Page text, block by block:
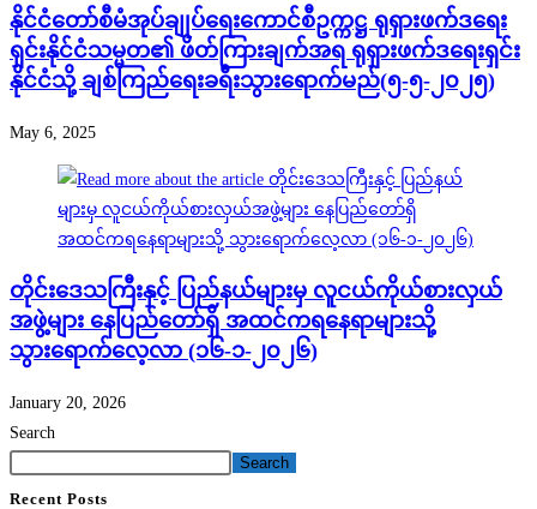
နိုင်ငံတော်စီမံအုပ်ချုပ်ရေးကောင်စီဥက္ကဋ္ဌ ရုရှားဖက်ဒရေး
ရှင်းနိုင်ငံသမ္မတ၏ ဖိတ်ကြားချက်အရ ရုရှားဖက်ဒရေးရှင်း
နိုင်ငံသို့ ချစ်ကြည်ရေးခရီးသွားရောက်မည်(၅-၅-၂၀၂၅)
May 6, 2025
တိုင်းဒေသကြီးနှင့် ပြည်နယ်များမှ လူငယ်ကိုယ်စားလှယ်
အဖွဲ့များ နေပြည်တော်ရှိ အထင်ကရနေရာများသို့
သွားရောက်လေ့လာ (၁၆-၁-၂၀၂၆)
January 20, 2026
Search
Search
Recent Posts